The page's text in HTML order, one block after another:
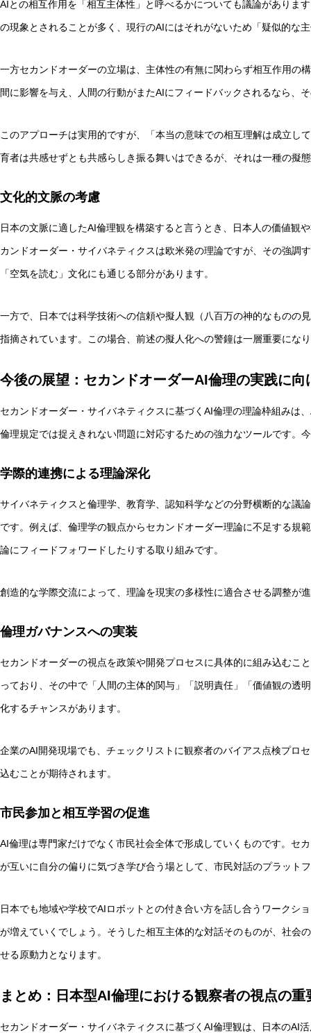
AIとの相互作用を「相互主体性」と呼べるかについても議論がありま
の現象とされることが多く、現行のAIにはそれがないため「疑似的な
一方セカンドオーダーの立場は、主体性の有無に関わらず相互作用の
間に影響を与え、人間の行動がまたAIにフィードバックされるなら、
このアプローチは実用的ですが、「本当の意味での相互理解は成立し
育者は共感せずとも共感らしき振る舞いはできるが、それは一種の擬
文化的文脈の考慮
日本の文脈に適したAI倫理観を構築すると言うとき、日本人の価値観
カンドオーダー・サイバネティクスは欧米発の理論ですが、その強調
「空気を読む」文化にも通じる部分があります。
一方で、日本では科学技術への信頼や擬人観（八百万の神的なものの
指摘されています。この場合、前述の擬人化への警鐘は一層重要にな
今後の展望：セカンドオーダーAI倫理の実践に向
セカンドオーダー・サイバネティクスに基づくAI倫理の理論枠組みは
倫理規定では捉えきれない問題に対応するための強力なツールです。
学際的連携による理論深化
サイバネティクスと倫理学、教育学、認知科学などの分野横断的な議
です。例えば、倫理学の観点からセカンドオーダー理論に不足する規
論にフィードフォワードしたりする取り組みです。
創造的な学際交流によって、理論を現実の多様性に適合させる調整が
倫理ガバナンスへの実装
セカンドオーダーの視点を政策や開発プロセスに具体的に組み込むこ
っており、その中で「人間の主体的関与」「説明責任」「価値観の透
化するチャンスがあります。
企業のAI開発現場でも、チェックリストに観察者のバイアス点検プロ
込むことが期待されます。
市民参加と相互学習の促進
AI倫理は専門家だけでなく市民社会全体で形成していくものです。セ
が互いに自分の偏りに気づき学び合う場として、市民対話のプラット
日本でも地域や学校でAIロボットとの付き合い方を話し合うワークシ
が増えていくでしょう。そうした相互主体的な対話そのものが、社会
せる原動力となります。
まとめ：日本型AI倫理における観察者の視点の重
セカンドオーダー・サイバネティクスに基づくAI倫理観は、日本のAI